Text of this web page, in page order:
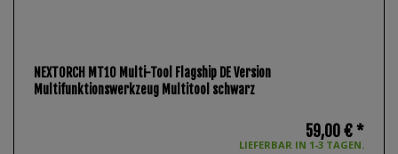
NEXTORCH MT10 Multi-Tool Flagship DE Version
Multifunktionswerkzeug Multitool schwarz
LIEFERBAR IN 1-3 TAGEN.
59,00 € *